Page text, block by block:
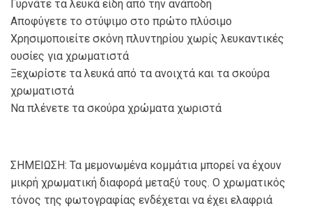
Γυρνάτε τα λευκά είδη από την ανάποδη
Αποφύγετε το στύψιμο στο πρώτο πλύσιμο
Χρησιμοποιείτε σκόνη πλυντηρίου χωρίς λευκαντικές
ουσίες για χρωματιστά
Ξεχωρίστε τα λευκά από τα ανοιχτά και τα σκούρα
χρωματιστά
Να πλένετε τα σκούρα χρώματα χωριστά
ΣΗΜΕΙΩΣΗ: Τα μεμονωμένα κομμάτια μπορεί να έχουν
μικρή χρωματική διαφορά μεταξύ τους. Ο χρωματικός
τόνος της φωτογραφίας ενδέχεται να έχει ελαφριά